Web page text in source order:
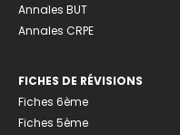
Annales BUT
Annales CRPE
FICHES DE RÉVISIONS
Fiches 6ème
Fiches 5ème